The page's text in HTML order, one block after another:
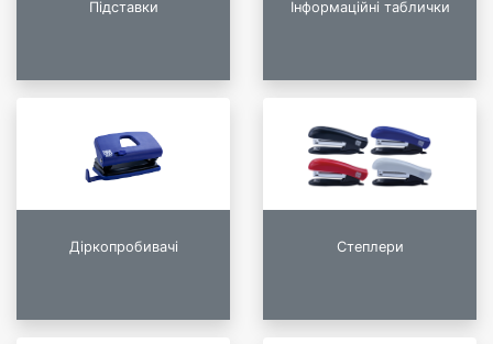
Підставки Інформаційні таблички
Діркопробивачі Степлери